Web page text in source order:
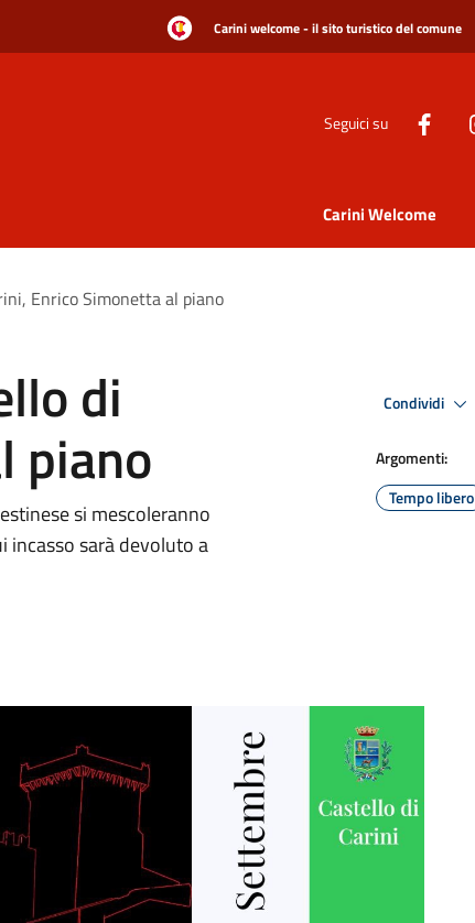
Carini welcome - il sito turistico del comune
Seguici su
Carini Welcome
Enrico Simonetta al piano
di
piano
si mescoleranno
incasso sarà devoluto a
Condividi
Argomenti:
Tempo libero